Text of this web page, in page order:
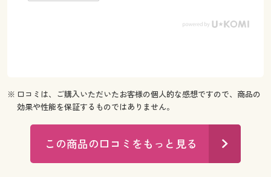
※ 口コミは、ご購入いただいたお客様の個人的な感想ですので、商品の
効果や性能を保証するものではありません。
この商品の口コミをもっと見る